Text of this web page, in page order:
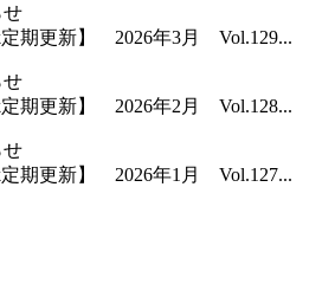
せ
定期更新】 2026年3月 Vol.129...
せ
定期更新】 2026年2月 Vol.128...
せ
定期更新】 2026年1月 Vol.127...